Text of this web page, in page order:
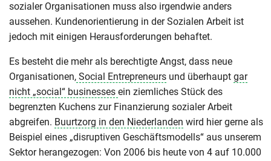
sozialer Organisationen muss also irgendwie anders
aussehen. Kundenorientierung in der Sozialen Arbeit ist
jedoch mit einigen Herausforderungen behaftet.
Es besteht die mehr als berechtigte Angst, dass neue
Organisationen, Social Entrepreneurs und überhaupt gar
nicht „social“ businesses ein ziemliches Stück des
begrenzten Kuchens zur Finanzierung sozialer Arbeit
abgreifen. Buurtzorg in den Niederlanden wird hier gerne als
Beispiel eines „disruptiven Geschäftsmodells“ aus unserem
Sektor herangezogen: Von 2006 bis heute von 4 auf 10.000